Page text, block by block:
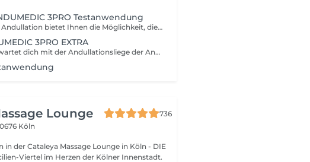
3PRO Testanwendung
Die Erstberatung zur Andullation bietet Ihnen die Möglichkeit, die innovative ANDUMEDIC 3 PRO-Technik kennenzulernen. Überzeugen Sie sich selbst von den Vorteilen der Andullationsmatte und genießen Sie eine 15-minütige Testanwendung, die Ihnen ein unvergleichliches Entspannungsgefühl vermitteln wird. Erleben Sie, wie Andullation Ihr Wohlbefinden fördern kann!
3PRO EXTRA
Entspannung pur erwartet dich mit der Andullationsliege der Andromedik Drei Pro. Wähle aus 20 verschiedenen Programmen, die perfekt auf deine Bedürfnisse abgestimmt sind. Egal, ob du Rückenschmerzen und Blockaden lindern, Schlafstörungen reduzieren oder deinen Stoffwechsel aktivieren möchtest hier findest du die ideale Lösung. Lass den Lymphfluss anregen, fördere deine Regeneration und steigere deine Stressresilienz. Genieße zudem eine entspannende Fußreflexzonenmassage und viele weitere Massageprogramme. Gönn dir eine wohlverdiente Auszeit und erlebe, wie die Andullationsliege dir zu neuer Vitalität verhilft! Dauer: 30 Minuten
Lounge
736
Köln
der Cataleya Massage Lounge in Köln - DIE
Viertel im Herzen der Kölner Innenstadt.